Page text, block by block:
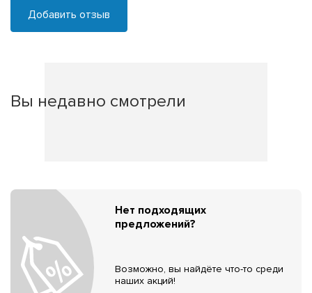
Добавить отзыв
Вы недавно смотрели
Нет подходящих
предложений?
Возможно, вы найдёте что-то среди
наших акций!